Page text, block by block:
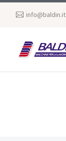
info@baldin.it